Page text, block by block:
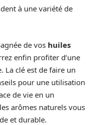
à une variété de
de vos huiles
enfin profiter d’une
La clé est de faire un
pour une utilisation
de vie en un
arômes naturels vous
et durable.